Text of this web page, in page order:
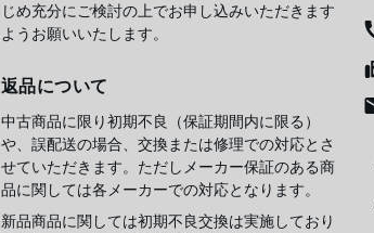
じめ充分にご検討の上でお申し込みいただきます
ようお願いいたします。
返品について
中古商品に限り初期不良（保証期間内に限る）
や、誤配送の場合、交換または修理での対応とさ
せていただきます。ただしメーカー保証のある商
品に関しては各メーカーでの対応となります。
新品商品に関しては初期不良交換は実施しており